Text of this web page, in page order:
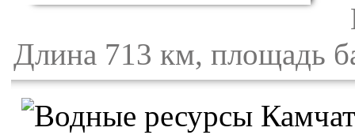
Длина 713 км, площадь